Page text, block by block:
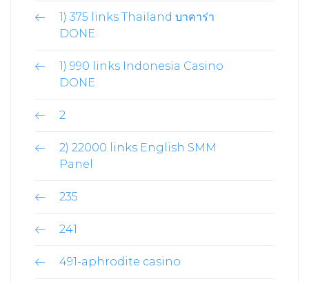
1) 375 links Thailand บาคาร่า
DONE
1) 990 links Indonesia Casino
DONE
2
2) 22000 links English SMM
Panel
235
241
491-aphrodite casino